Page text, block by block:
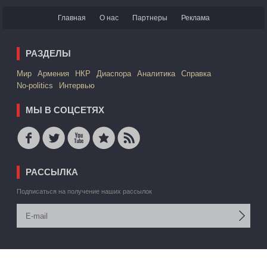
Главная О нас Партнеры Реклама
РАЗДЕЛЫ
Mир Армения НКР Диаспора Аналитика
Справка
No-politics
Интервью
МЫ В СОЦСЕТЯХ
РАССЫЛКА
Подписаться на получение наших рассылок